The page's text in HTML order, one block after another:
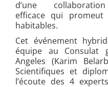
d’une
efficace qui
habitables.
Cet événement
équipe au Consulat
Angeles (Karim
Scientifiques et
l’écoute des 4